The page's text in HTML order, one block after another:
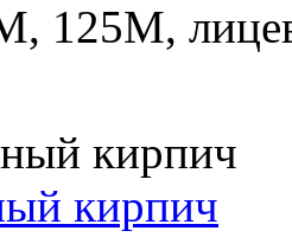
125М,
кирпич